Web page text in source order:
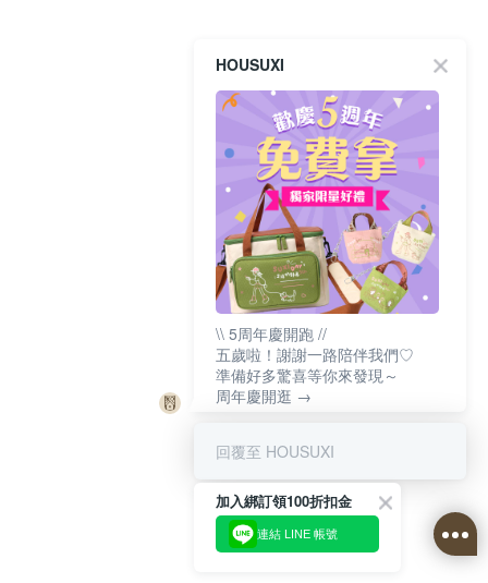
HOUSUXI
\\ 5周年慶開跑 //
五歲啦！謝謝一路陪伴我們♡
準備好多驚喜等你來發現～
周年慶開逛 →
回覆至 HOUSUXI
加入綁訂領100折扣金
連結 LINE 帳號